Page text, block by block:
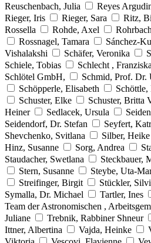
Reuschenbach, Julia
Reyes
Rieger, Iris
Rieger, Sara Ritz,
Rossella
Rohde, Axel
Rossnagel, Tamara
Sánchez-
Vishalakshi
Schäfer, Veronika
Schiele, Tobias
Schlecht , Franziska
Schlötel GmbH,
Schmid, Prof. Dr.
Schöpperle, Elisabeth
Schuster, Elke
Schuster, Britta
Heiner
Sedlacek, Ursula
Seidendorf, Dr. Stefan
Seyfert,
Shevchenko, Svitlana
Silber, Heike
Hinz, Susanne
Sorg, Andrea
Staudacher, Swetlana
Steckbauer,
Stern, Susanne
Steybe, Uta-
Streifinger, Birgit
Stückler,
Symalla, Dr. Michael
Tartler, Ines
Team der Astronomischen ,
Juliane
Trebnik, Rabbiner Shneur
Ittner, Albertina
Vajda, Heinke